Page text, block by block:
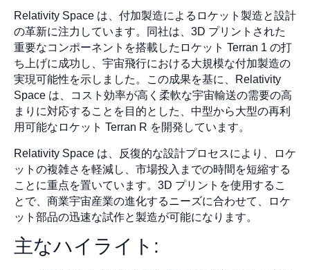
Relativity Space は、付加製造によるロケット製造と設計
の革新に注力しています。同社は、3D プリントされた
重要なコンポーネントを搭載したロケット Terran 1 の打
ち上げに成功し、宇宙飛行における大規模な付加製造の
実現可能性を示しました。この成果を基に、Relativity
Space は、コスト効率が高く柔軟な宇宙輸送の需要の高
まりに対応することを目的とした、中型から大型の再利
用可能なロケット Terran R を開発しています。
Relativity Space は、反復的な設計プロセスにより、ロケ
ットの複雑さを軽減し、市場投入までの時間を短縮する
ことに重点を置いています。3D プリントを使用するこ
とで、商業宇宙産業の進化するニーズに合わせて、ロケ
ット部品の迅速な試作と製造が可能になります。
主なハイライト: